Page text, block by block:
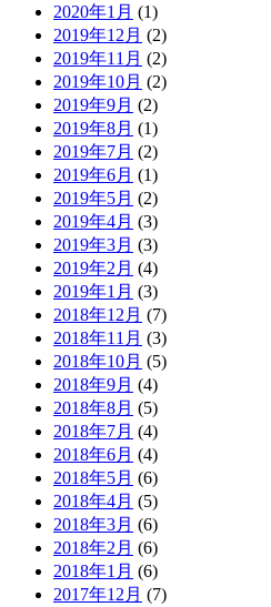
2020年1月 (1)
2019年12月 (2)
2019年11月 (2)
2019年10月 (2)
2019年9月 (2)
2019年8月 (1)
2019年7月 (2)
2019年6月 (1)
2019年5月 (2)
2019年4月 (3)
2019年3月 (3)
2019年2月 (4)
2019年1月 (3)
2018年12月 (7)
2018年11月 (3)
2018年10月 (5)
2018年9月 (4)
2018年8月 (5)
2018年7月 (4)
2018年6月 (4)
2018年5月 (6)
2018年4月 (5)
2018年3月 (6)
2018年2月 (6)
2018年1月 (6)
2017年12月 (7)